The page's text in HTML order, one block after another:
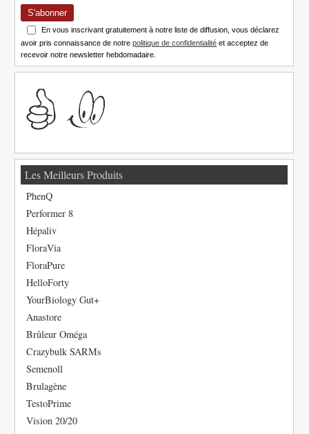
S'abonner
En vous inscrivant gratuitement à notre liste de diffusion, vous déclarez
avoir pris connaissance de notrepolitique de confidentialité et acceptez de
recevoir notre newsletter hebdomadaire.
Les Meilleurs Produits
PhenQ
Performer 8
Hépaliv
FloraVia
FloraPure
HelloForty
YourBiology Gut+
Anastore
Brûleur Oméga
Crazybulk SARMs
Semenoll
Brulagène
TestoPrime
Vision 20/20